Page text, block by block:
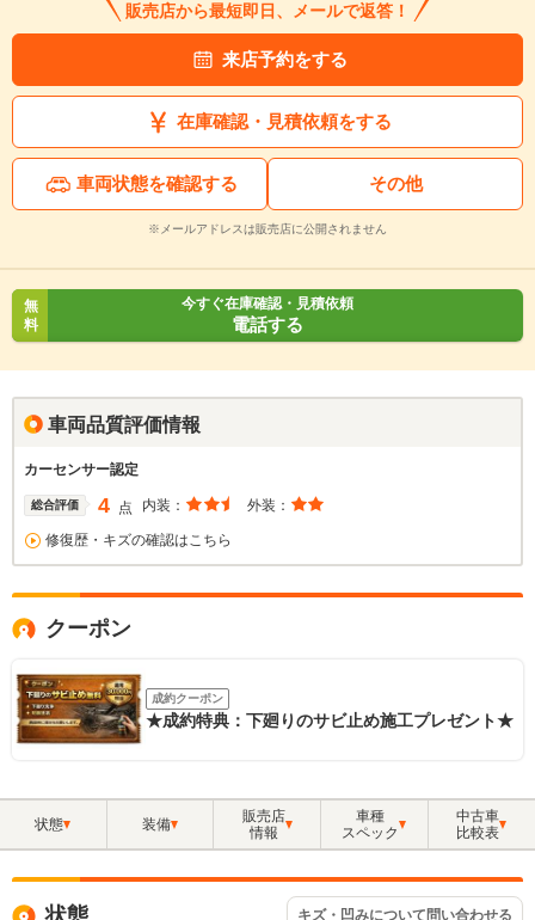
販売店から最短即日、メールで返答！
来店予約をする
在庫確認・見積依頼をする
車両状態を確認する その他
※メールアドレスは販売店に公開されません
無
料
今すぐ在庫確認・見積依頼
電話する
車両品質評価情報
カーセンサー認定
総合評価 4 点 内装： 外装：
修復歴・キズの確認はこちら
クーポン
成約クーポン
★成約特典：下廻りのサビ止め施工プレゼント★
状態 装備
販売店
情報
車種
スペック
中古車
比較表
状態 キズ・凹みについて問い合わせる